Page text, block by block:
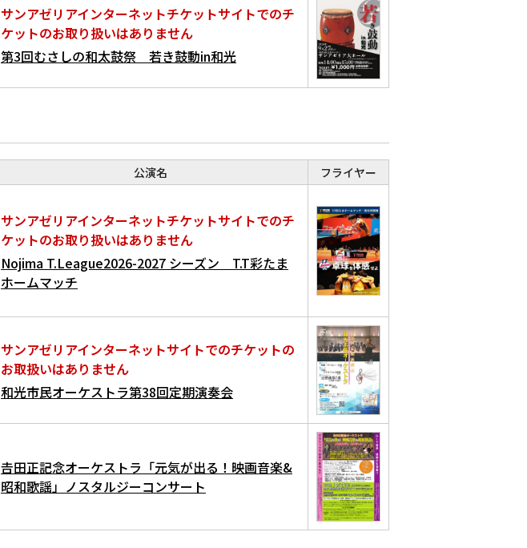
サンアゼリアインターネットチケットサイトでのチ
ケットのお取り扱いはありません
第3回むさしの和太鼓祭 若き鼓動in和光
公演名 フライヤー
サンアゼリアインターネットチケットサイトでのチ
ケットのお取り扱いはありません
Nojima T.League2026-2027 シーズン T.T彩たま
ホームマッチ
サンアゼリアインターネットサイトでのチケットの
お取扱いはありません
和光市民オーケストラ第38回定期演奏会
𠮷田正記念オーケストラ「元気が出る！映画音楽&
昭和歌謡」ノスタルジーコンサート